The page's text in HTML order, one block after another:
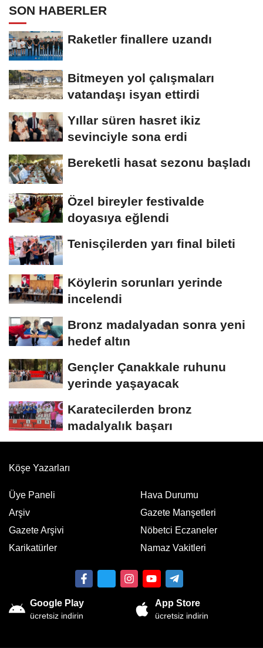
SON HABERLER
Raketler finallere uzandı
Bitmeyen yol çalışmaları
vatandaşı isyan ettirdi
Yıllar süren hasret ikiz
sevinciyle sona erdi
Bereketli hasat sezonu başladı
Özel bireyler festivalde
doyasıya eğlendi
Tenisçilerden yarı final bileti
Köylerin sorunları yerinde
incelendi
Bronz madalyadan sonra yeni
hedef altın
Gençler Çanakkale ruhunu
yerinde yaşayacak
Karatecilerden bronz
madalyalık başarı
Köşe Yazarları
Üye Paneli
Arşiv
Gazete Arşivi
Karikatürler
Hava Durumu
Gazete Manşetleri
Nöbetci Eczaneler
Namaz Vakitleri
Google Play
ücretsiz indirin
App Store
ücretsiz indirin